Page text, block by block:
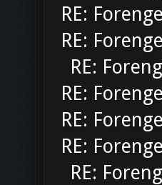
RE:
RE:
RE:
RE:
RE:
RE:
RE: